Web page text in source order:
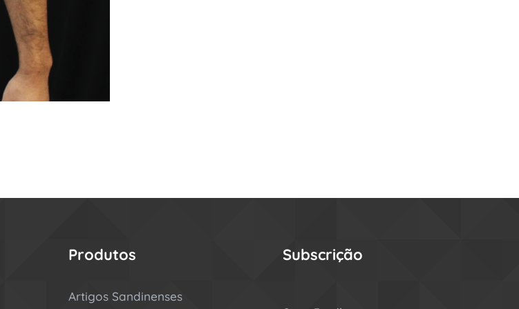
Produtos
Artigos Sandinenses
Subscrição